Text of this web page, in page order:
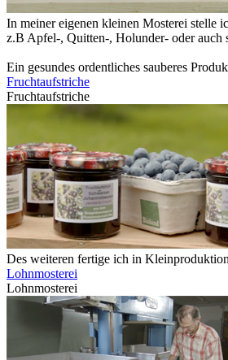
In meiner eigenen kleinen Mosterei stelle
z.B Apfel-, Quitten-, Holunder- oder auch
Ein gesundes ordentliches sauberes
Fruchtaufstriche
Fruchtaufstriche
Des weiteren fertige ich in
Lohnmosterei
Lohnmosterei